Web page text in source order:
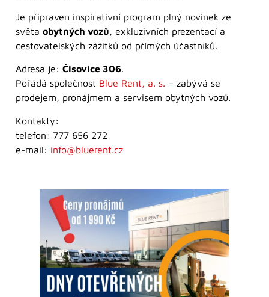
Je připraven inspirativní program plný novinek ze
světa obytných vozů, exkluzivních prezentací a
cestovatelských zážitků od přímých účastníků.
Adresa je: Čisovice 306.
Pořádá společnost Blue Rent, a. s. – zabývá se
prodejem, pronájmem a servisem obytných vozů.
Kontakty:
telefon: 777 656 272
e-mail: info@bluerent.cz